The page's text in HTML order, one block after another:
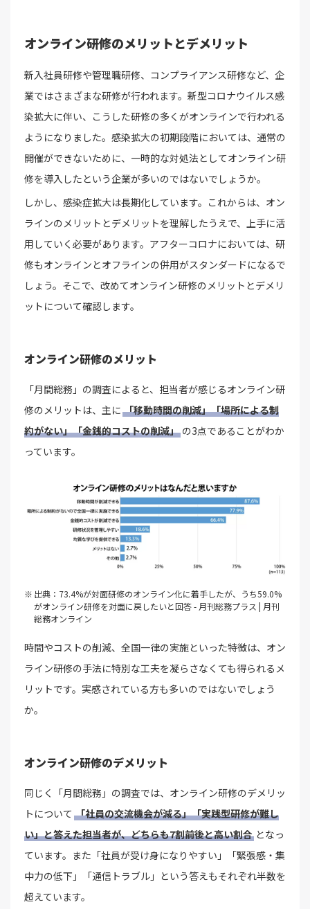
オンライン研修のメリットとデメリット
新入社員研修や管理職研修、コンプライアンス研修など、企
業ではさまざまな研修が行われます。新型コロナウイルス感
染拡大に伴い、こうした研修の多くがオンラインで行われる
ようになりました。感染拡大の初期段階においては、通常の
開催ができないために、一時的な対処法としてオンライン研
修を導入したという企業が多いのではないでしょうか。
しかし、感染症拡大は長期化しています。これからは、オン
ラインのメリットとデメリットを理解したうえで、上手に活
用していく必要があります。アフターコロナにおいては、研
修もオンラインとオフラインの併用がスタンダードになるで
しょう。そこで、改めてオンライン研修のメリットとデメリ
ットについて確認します。
オンライン研修のメリット
「月間総務」の調査によると、担当者が感じるオンライン研
修のメリットは、主に 「移動時間の削減」「場所による制
約がない」「金銭的コストの削減」 の3点であることがわか
っています。
出典：73.4%が対面研修のオンライン化に着手したが、うち59.0%
がオンライン研修を対面に戻したいと回答 - 月刊総務プラス | 月刊
総務オンライン
時間やコストの削減、全国一律の実施といった特徴は、オン
ライン研修の手法に特別な工夫を凝らさなくても得られるメ
リットです。実感されている方も多いのではないでしょう
か。
オンライン研修のデメリット
同じく「月間総務」の調査では、オンライン研修のデメリッ
トについて 「社員の交流機会が減る」「実践型研修が難し
い」と答えた担当者が、どちらも7割前後と高い割合 となっ
ています。また「社員が受け身になりやすい」「緊張感・集
中力の低下」「通信トラブル」という答えもそれぞれ半数を
超えています。